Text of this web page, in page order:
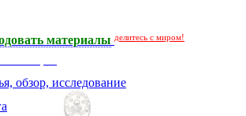
материалы делитесь с миром!
обзор, исследование